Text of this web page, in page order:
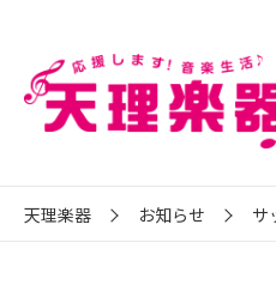
天理楽器 お知らせ サ